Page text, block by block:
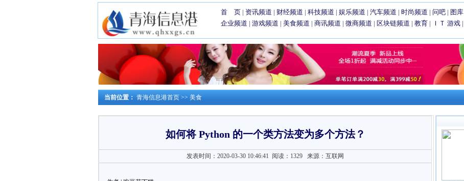
首 页 | 资讯频道 | 财经频道 | 科技频道 | 娱乐频道 | 汽车频道 | 时尚频道 | 问吧 | 图库
企业频道 | 游戏频道 | 美食频道 | 商讯频道 | 微商频道 | 区块链频道 | 教育 | ＩＴ 游戏 |
当前位置： 青海信息港首页 >> 美食
如何将 Python 的一个类方法变为多个方法？
发表时间：2020-03-30 10:46:41 阅读：1329 来源：互联网